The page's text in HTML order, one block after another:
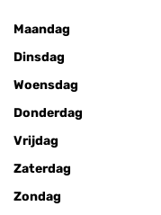
Maandag
Dinsdag
Woensdag
Donderdag
Vrijdag
Zaterdag
Zondag